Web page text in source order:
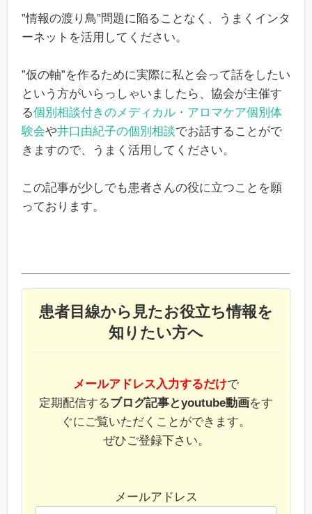
”情報の渡り鳥”問題に陥ることなく、うまくインタ
ーネットを活用してください。
”仮の軸”を作るために実際に私と会って話をしたい
という方がいらっしゃいましたら、協会が主催す
る個別相談付きのメディカル・アロマケア個別体
験会や井口由紀子の個別相談でお話することがで
きますので、うまく活用してください。
この記事が少しでも患者さんの役に立つことを願
っております。
患者目線から見たお役立ち情報を
知りたい方へ
メールアドレス入力するだけで
定期配信するブログ記事とyoutube動画をす
ぐにご覧いただくことができます。
ぜひご登録下さい。
メールアドレス